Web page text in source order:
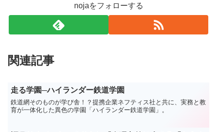
nojaをフォローする
関連記事
走る学園─ハイランダー鉄道学園
鉄道網そのものが学び舎！？提携企業ネフティス社と共に、実務と教
育が一体化した異色の学園「ハイランダー鉄道学園」。